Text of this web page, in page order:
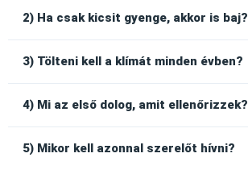
2) Ha csak kicsit gyenge, akkor is baj?
3) Tölteni kell a klímát minden évben?
4) Mi az első dolog, amit ellenőrizzek?
5) Mikor kell azonnal szerelőt hívni?